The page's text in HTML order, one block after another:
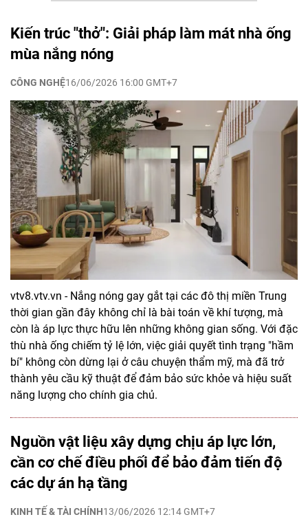
Kiến trúc "thở": Giải pháp làm mát nhà ống
mùa nắng nóng
CÔNG NGHỆ16/06/2026 16:00 GMT+7
vtv8.vtv.vn - Nắng nóng gay gắt tại các đô thị miền Trung
thời gian gần đây không chỉ là bài toán về khí tượng, mà
còn là áp lực thực hữu lên những không gian sống. Với đặc
thù nhà ống chiếm tỷ lệ lớn, việc giải quyết tình trạng "hầm
bí" không còn dừng lại ở câu chuyện thẩm mỹ, mà đã trở
thành yêu cầu kỹ thuật để đảm bảo sức khỏe và hiệu suất
năng lượng cho chính gia chủ.
Nguồn vật liệu xây dựng chịu áp lực lớn,
cần cơ chế điều phối để bảo đảm tiến độ
các dự án hạ tầng
KINH TẾ & TÀI CHÍNH13/06/2026 12:14 GMT+7